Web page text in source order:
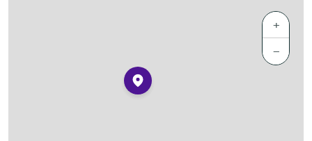
+
−